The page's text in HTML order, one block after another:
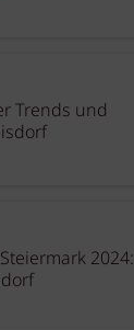
Trends und
2024: